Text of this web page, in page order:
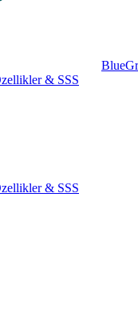
& SSS
& SSS